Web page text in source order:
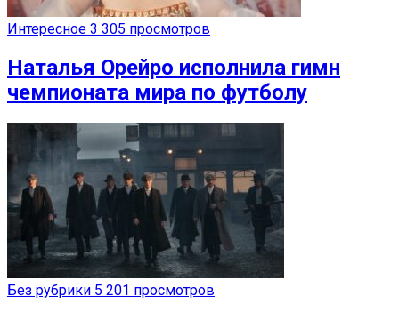
Интересное 3 305 просмотров
Наталья Орейро исполнила гимн
чемпионата мира по футболу
Без рубрики 5 201 просмотров